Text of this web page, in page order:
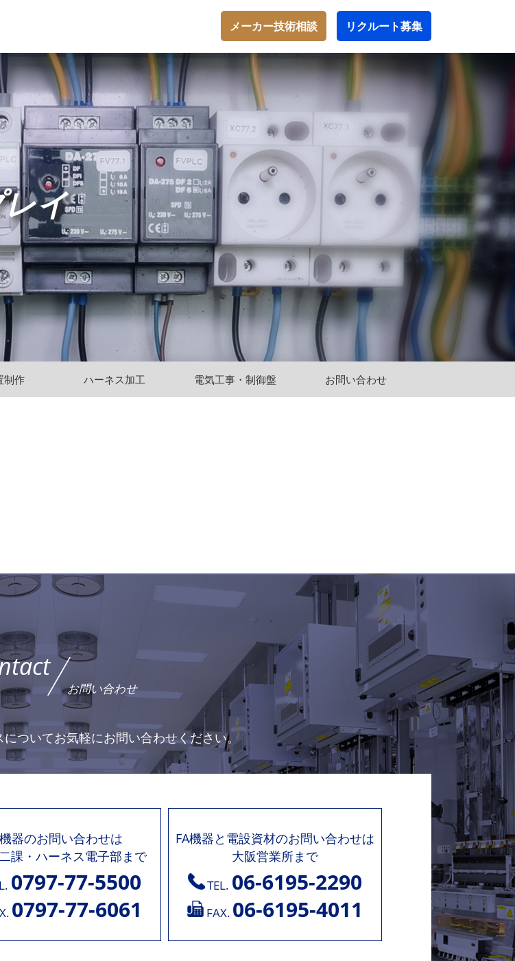
メーカー技術相談 リクルート募集
イ
制作 ハーネス加工 電気工事・制御盤 お問い合わせ
お問い合わせ
ついてお気軽にお問い合わせください。
器のお問い合わせは
課・ハーネス電子部まで
0797-77-5500
0797-77-6061
FA機器と電設資材のお問い合わせは
大阪営業所まで
TEL. 06-6195-2290
FAX. 06-6195-4011